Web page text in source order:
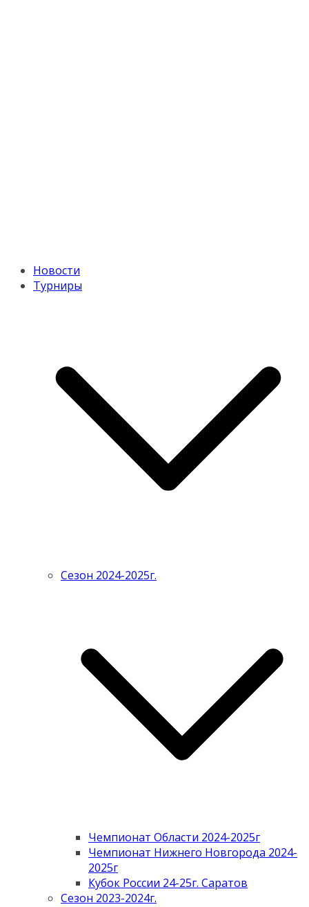
Новости
Турниры
Сезон 2024-2025г.
Чемпионат Области 2024-2025г
Чемпионат Нижнего Новгорода 2024-
2025г
Кубок России 24-25г. Саратов
Сезон 2023-2024г.